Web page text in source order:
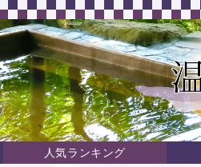
人気ランキング